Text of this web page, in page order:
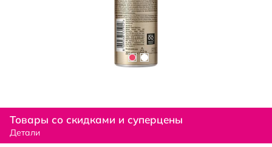
к
началу
галереи
Товары со скидками и суперцены
Детали